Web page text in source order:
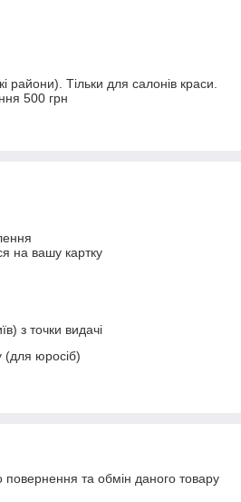
райони). Тільки для салонів краси.
500 грн
на вашу картку
з точки видачі
(для юросіб)
та обмін даного товару